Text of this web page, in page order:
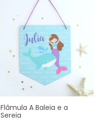
Flâmula A Baleia e a
Sereia